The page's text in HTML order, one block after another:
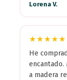
Lorena V.
★★★★★
He
encantado.
a madera